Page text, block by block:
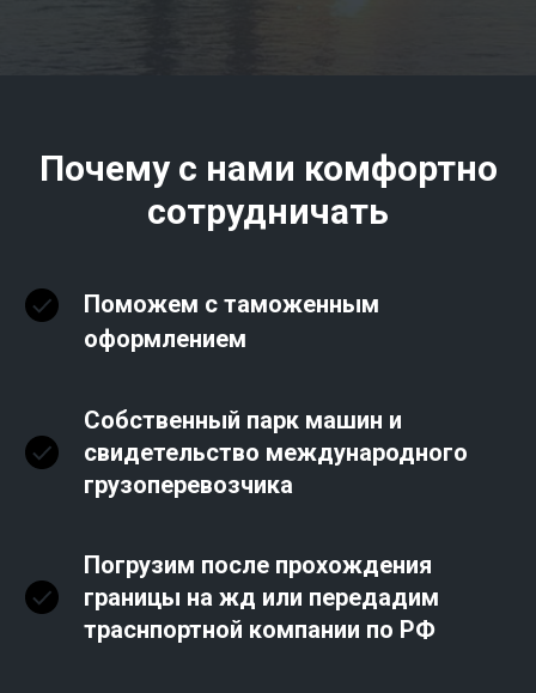
Почему с нами комфортно
сотрудничать
Поможем с таможенным
оформлением
Собственный парк машин и
свидетельство международного
грузоперевозчика
Погрузим после прохождения
границы на жд или передадим
траснпортной компании по РФ